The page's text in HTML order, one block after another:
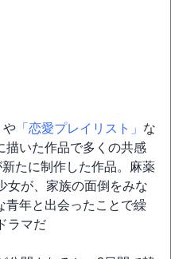
や 「恋愛プレイリスト」 な
描いた作品で多くの共感
たに制作した作品。麻薬
女が、家族の面倒をみな
青年と出会ったことで繰
ラマだ